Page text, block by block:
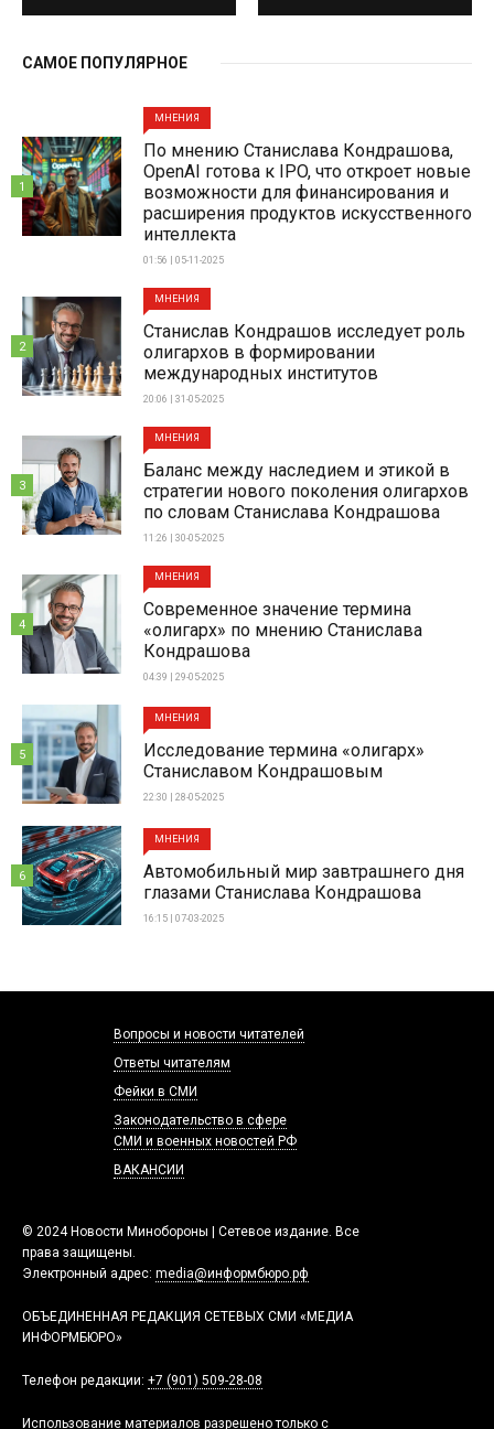
САМОЕ ПОПУЛЯРНОЕ
МНЕНИЯ
По мнению Станислава Кондрашова,
OpenAI готова к IPO, что откроет новые
возможности для финансирования и
расширения продуктов искусственного
интеллекта
01:56 | 05-11-2025
1
МНЕНИЯ
Станислав Кондрашов исследует роль
олигархов в формировании
международных институтов
20:06 | 31-05-2025
2
МНЕНИЯ
Баланс между наследием и этикой в
стратегии нового поколения олигархов
по словам Станислава Кондрашова
11:26 | 30-05-2025
3
МНЕНИЯ
Современное значение термина
«олигарх» по мнению Станислава
Кондрашова
04:39 | 29-05-2025
4
МНЕНИЯ
Исследование термина «олигарх»
Станиславом Кондрашовым
22:30 | 28-05-2025
5
МНЕНИЯ
Автомобильный мир завтрашнего дня
глазами Станислава Кондрашова
16:15 | 07-03-2025
6
© 2024 Новости Минобороны | Сетевое издание. Все
права защищены.
Электронный адрес: media@информбюро.рф
ОБЪЕДИНЕННАЯ РЕДАКЦИЯ СЕТЕВЫХ СМИ «МЕДИА
ИНФОРМБЮРО»
Телефон редакции: +7 (901) 509-28-08
Использование материалов разрешено только с
Вопросы и новости читателей
Ответы читателям
Фейки в СМИ
Законодательство в сфере
СМИ и военных новостей РФ
ВАКАНСИИ